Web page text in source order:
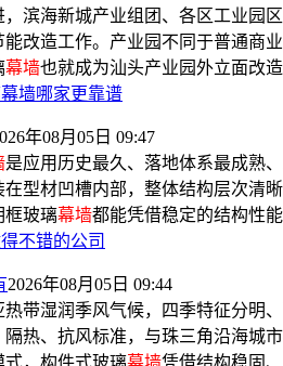
滨海新城产业组团、各区工业园
改造工作。产业园不同于普通商
幕墙也就成为汕头产业园外立面改
墙哪家更靠谱
年08月05日 09:47
是应用历史最久、落地体系最成熟
型材凹槽内部，整体结构层次清
框玻璃幕墙都能凭借稳定的结构性
不错的公司
2026年08月05日 09:44
带湿润季风气候，四季特征分明
热、抗风标准，与珠三角沿海城
式，构件式玻璃幕墙凭借结构稳固